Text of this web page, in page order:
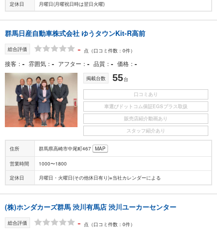
定休日 月曜日(月曜祝日時は翌日火曜)
群馬日産自動車株式会社 ゆうタウンKit-R高前
総合評価 - 点 （口コミ件数：0件）
接客 - 雰囲気 - アフター - 品質 - 価格 -
掲載台数 55台
口コミあり
車選びドットコム保証EGSプラス取扱
販売店紹介動画あり
スタッフ紹介あり
住所 群馬県高崎市中尾町467 MAP
営業時間 1000〜1800
定休日 月曜日・火曜日(その他休日有り)※当社カレンダーによる
(株)ホンダカーズ群馬 渋川有馬店 渋川ユーカーセンター
総合評価 - 点 （口コミ件数：0件）